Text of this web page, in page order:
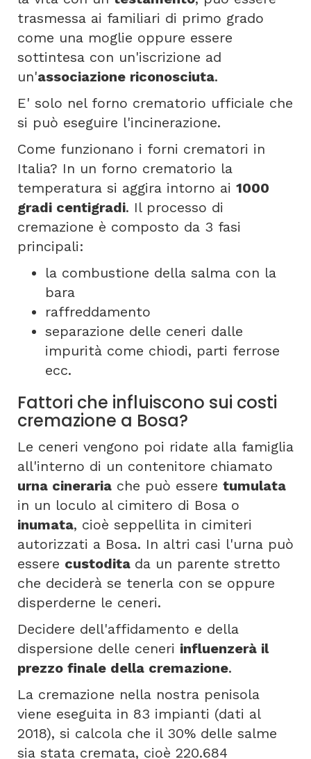
trasmessa ai familiari di primo grado
come una moglie oppure essere
sottintesa con un'iscrizione ad
un'associazione riconosciuta.
E' solo nel forno crematorio ufficiale che
si può eseguire l'incinerazione.
Come funzionano i forni crematori in
Italia? In un forno crematorio la
temperatura si aggira intorno ai 1000
gradi centigradi. Il processo di
cremazione è composto da 3 fasi
principali:
la combustione della salma con la
bara
raffreddamento
separazione delle ceneri dalle
impurità come chiodi, parti ferrose
ecc.
Fattori che influiscono sui costi
cremazione a Bosa?
Le ceneri vengono poi ridate alla famiglia
all'interno di un contenitore chiamato
urna cineraria che può essere tumulata
in un loculo al cimitero di Bosa o
inumata, cioè seppellita in cimiteri
autorizzati a Bosa. In altri casi l'urna può
essere custodita da un parente stretto
che deciderà se tenerla con se oppure
disperderne le ceneri.
Decidere dell'affidamento e della
dispersione delle ceneri influenzerà il
prezzo finale della cremazione.
La cremazione nella nostra penisola
viene eseguita in 83 impianti (dati al
2018), si calcola che il 30% delle salme
sia stata cremata, cioè 220.684